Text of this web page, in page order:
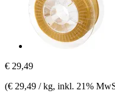
€ 29,49
(€ 29,49 / kg, inkl. 21%